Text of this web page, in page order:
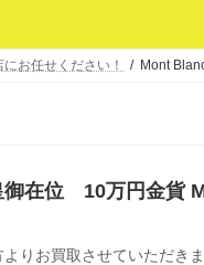
ッ
プ
移
動お任せください！ Mont
御在位 10万円金貨
りお買取させていただき